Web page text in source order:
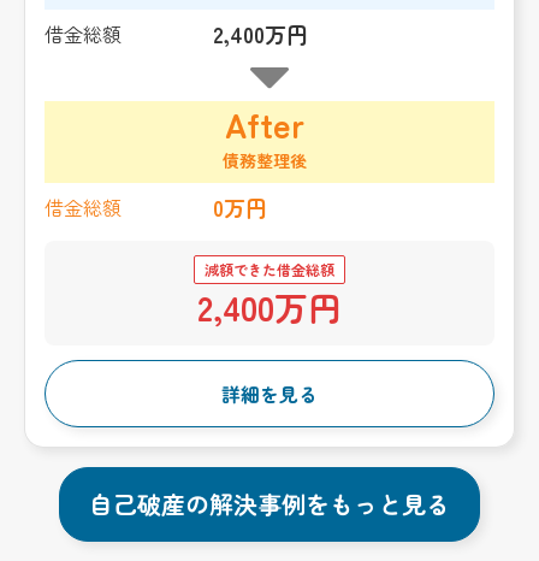
借金総額 2,400万円
After
債務整理後
借金総額 0万円
減額できた借金総額
2,400万円
詳細を見る
自己破産の解決事例をもっと見る